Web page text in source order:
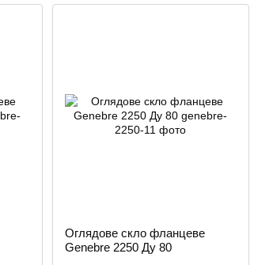
Оглядове скло фланцеве
Genebre 2250 Ду 80